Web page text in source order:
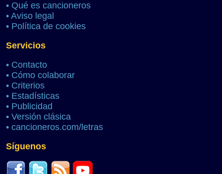
• Qué es cancioneros
• Aviso legal
• Política de cookies
Servicios
• Contacto
• Cómo colaborar
• Criterios
• Estadísticas
• Publicidad
• Versión clásica
• cancioneros.com/letras
Síguenos